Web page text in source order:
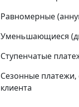
Равномерные
Уменьшающиеся
Ступенчатые
Сезонные платежи,
клиента